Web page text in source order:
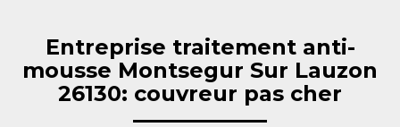
Entreprise traitement anti-
mousse Montsegur Sur Lauzon
26130: couvreur pas cher